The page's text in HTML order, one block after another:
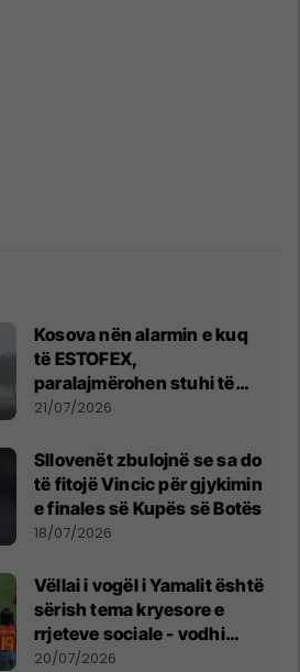
Kosova nën alarmin e kuq
të ESTOFEX,
paralajmërohen stuhi të
fuqishme me breshër dhe
21/07/2026
Sllovenët zbulojnë se sa do
të fitojë Vincic për gjykimin
e finales së Kupës së Botës
18/07/2026
Vëllai i vogël i Yamalit është
sërish tema kryesore e
rrjeteve sociale - vodhi
vëmendjen pas finales së
20/07/2026